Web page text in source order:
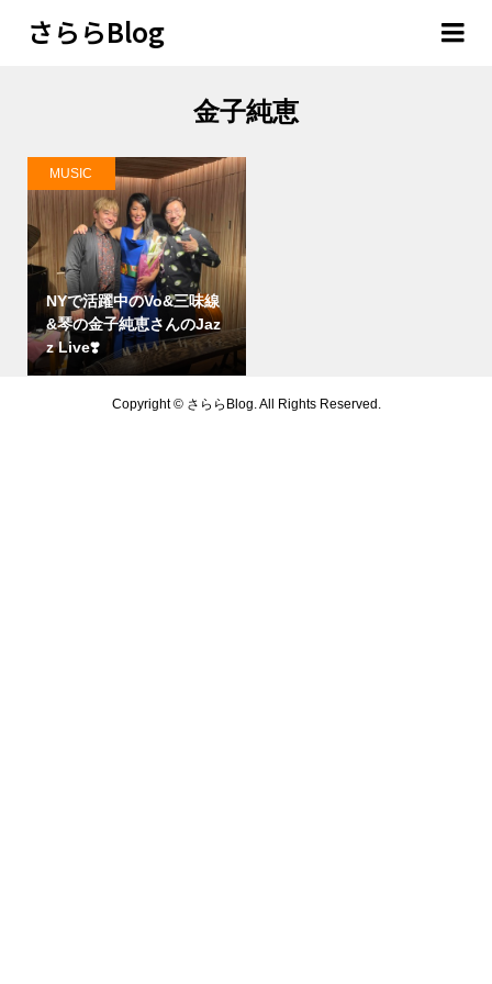
さららBlog
金子純恵
NYで活躍中のVo&三味線
&琴の金子純恵さんのJaz
z Live❣️
MUSIC
Copyright ©さららBlog. All Rights Reserved.